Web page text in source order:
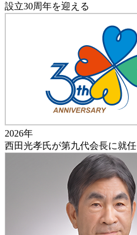
設立30周年を迎える
2026年
西田光孝氏が第九代会長に就任